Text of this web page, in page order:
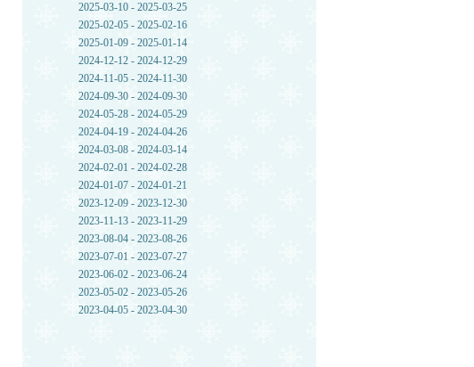
2025-03-10 - 2025-03-25
2025-02-05 - 2025-02-16
2025-01-09 - 2025-01-14
2024-12-12 - 2024-12-29
2024-11-05 - 2024-11-30
2024-09-30 - 2024-09-30
2024-05-28 - 2024-05-29
2024-04-19 - 2024-04-26
2024-03-08 - 2024-03-14
2024-02-01 - 2024-02-28
2024-01-07 - 2024-01-21
2023-12-09 - 2023-12-30
2023-11-13 - 2023-11-29
2023-08-04 - 2023-08-26
2023-07-01 - 2023-07-27
2023-06-02 - 2023-06-24
2023-05-02 - 2023-05-26
2023-04-05 - 2023-04-30